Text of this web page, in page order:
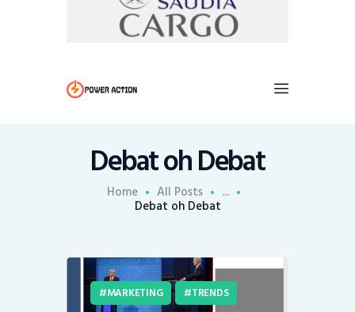
Debat oh Debat
Home All Posts ...
Debat oh Debat
MARKETING TRENDS